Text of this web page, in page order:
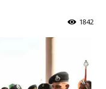
1842